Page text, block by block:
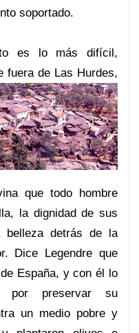
soportado.
es lo más difícil,
fuera de Las Hurdes,
que todo hombre
la dignidad de sus
detrás de la
Dice Legendre que
España, y con él lo
por preservar su
un medio pobre y